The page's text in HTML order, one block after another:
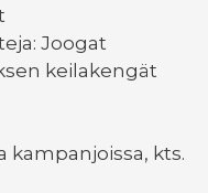
Joogat
keilakengät
kampanjoissa, kts.